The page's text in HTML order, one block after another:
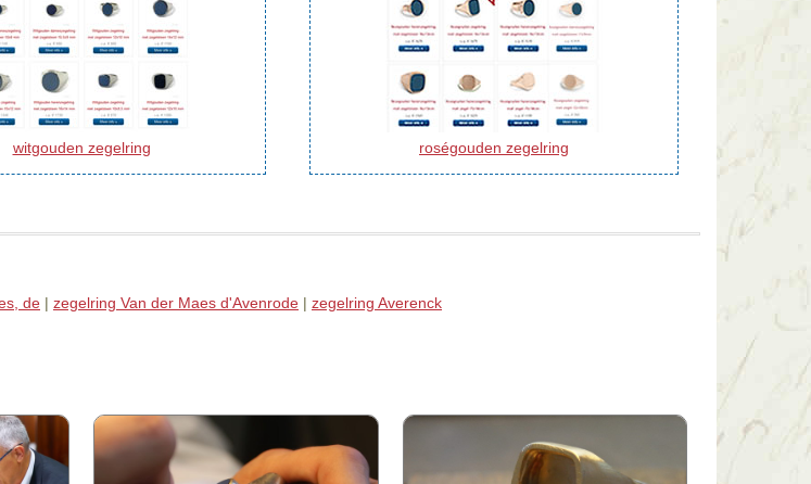
witgouden zegelring roségouden zegelring
de | zegelring Van der Maes d'Avenrode | zegelring Averenck